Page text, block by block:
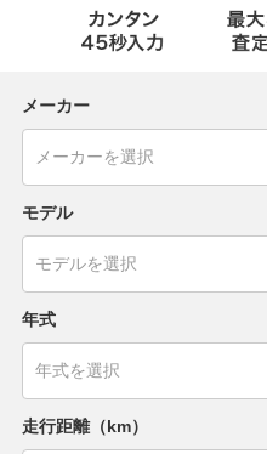
メーカー
モデル
年式
走行距離（km）